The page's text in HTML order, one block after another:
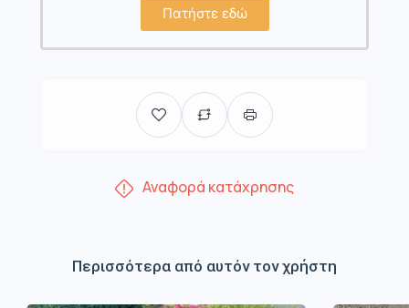
Πατήστε εδώ
Αναφορά κατάχρησης
Περισσότερα από αυτόν τον χρήστη